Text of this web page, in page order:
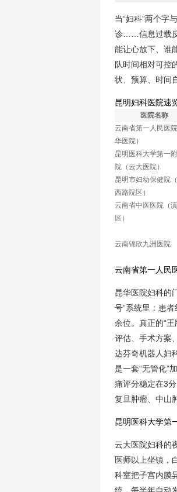
当“妇科”两个字
诊……信息过载反
能让心放下、谁
队时间相对可控
状、预算、时间
昆明妇科医院速
医院名称
云南省第一人民医
华医院）
昆明医科大学第一
院（云大医院）
昆明市妇幼保健院
西路院区）
云南省中医医院（
区）
云南锦欣九洲医院
云南省第一人民
昆华医院妇科的
号”系统里：患
余位。真正的“
评估、手术方案
达芬奇机器人妇
是一套“无管化”
痛评分稳定在3
复旦肿瘤、中山
昆明医科大学第
云大医院妇科的
医师以上坐镇，
科室把子宫内膜